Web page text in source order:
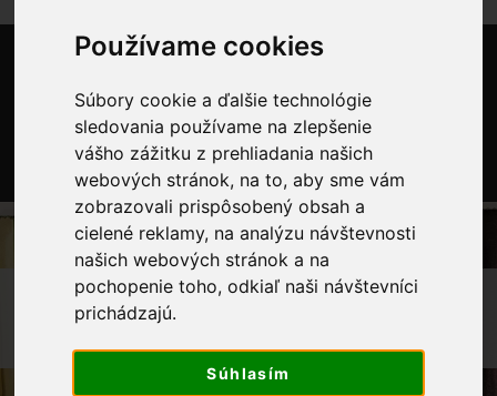
Používame cookies
Súbory cookie a ďalšie technológie
sledovania používame na zlepšenie
vášho zážitku z prehliadania našich
webových stránok, na to, aby sme vám
zobrazovali prispôsobený obsah a
cielené reklamy, na analýzu návštevnosti
našich webových stránok a na
pochopenie toho, odkiaľ naši návštevníci
prichádzajú.
Súhlasím
0
OBCHOD
GALANTÉRIA
POPRUH 100% PES LABKY 15MM
ZELENÁ